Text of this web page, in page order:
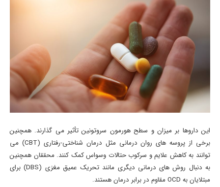
این داروها بر میزان و سطح هورمون سروتونین تأثیر می گذارند. همچنین
برخی از پروسه های روان درمانی مثل درمان شناختی-رفتاری (CBT) می
توانند به کاهش علایم و سرکوب حتالات وسواس کمک کنند. محققان همچنین
به دنبال روش های درمانی دیگری مانند تحریک عمیق مغزی (DBS) برای
مبتلایان به OCD مقاوم در برابر درمان هستند.